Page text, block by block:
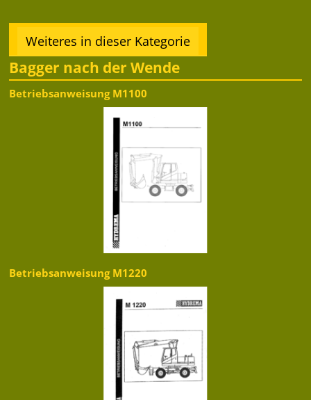
Weiteres in dieser Kategorie
Bagger nach der Wende
Betriebsanweisung M1100
Betriebsanweisung M1220